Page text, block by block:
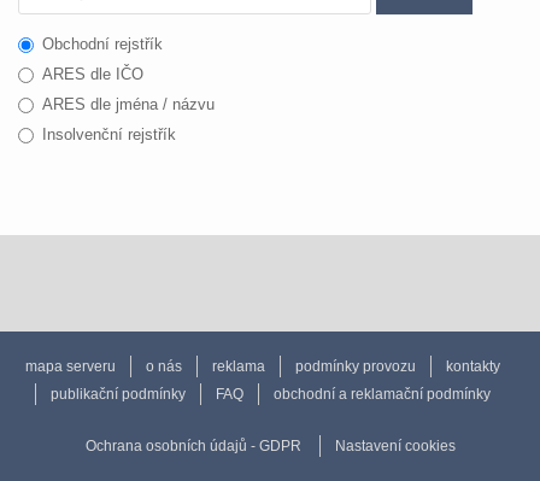
Obchodní rejstřík
ARES dle IČO
ARES dle jména / názvu
Insolvenční rejstřík
mapa serveru o nás reklama podmínky provozu
kontakty
publikační podmínky
FAQ obchodní a reklamační podmínky
Ochrana osobních údajů - GDPR Nastavení cookies